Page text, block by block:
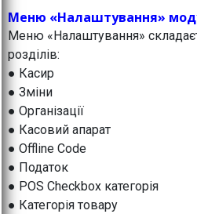
Меню «Налаштування»
Меню «Налаштування»
розділів:
● Касир
● Зміни
● Організації
● Касовий апарат
● Offline Code
● Податок
● POS Checkbox категорія
● Категорія товару